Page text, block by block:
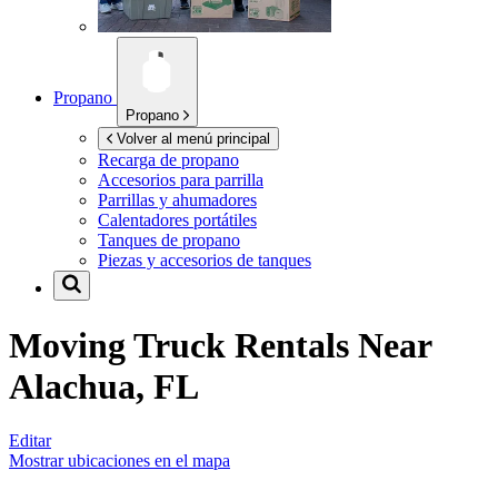
Propano
Propano
Volver al menú principal
Recarga de propano
Accesorios para parrilla
Parrillas y ahumadores
Calentadores portátiles
Tanques de propano
Piezas y accesorios de tanques
Moving Truck Rentals Near
Alachua, FL
Editar
Mostrar ubicaciones en el mapa